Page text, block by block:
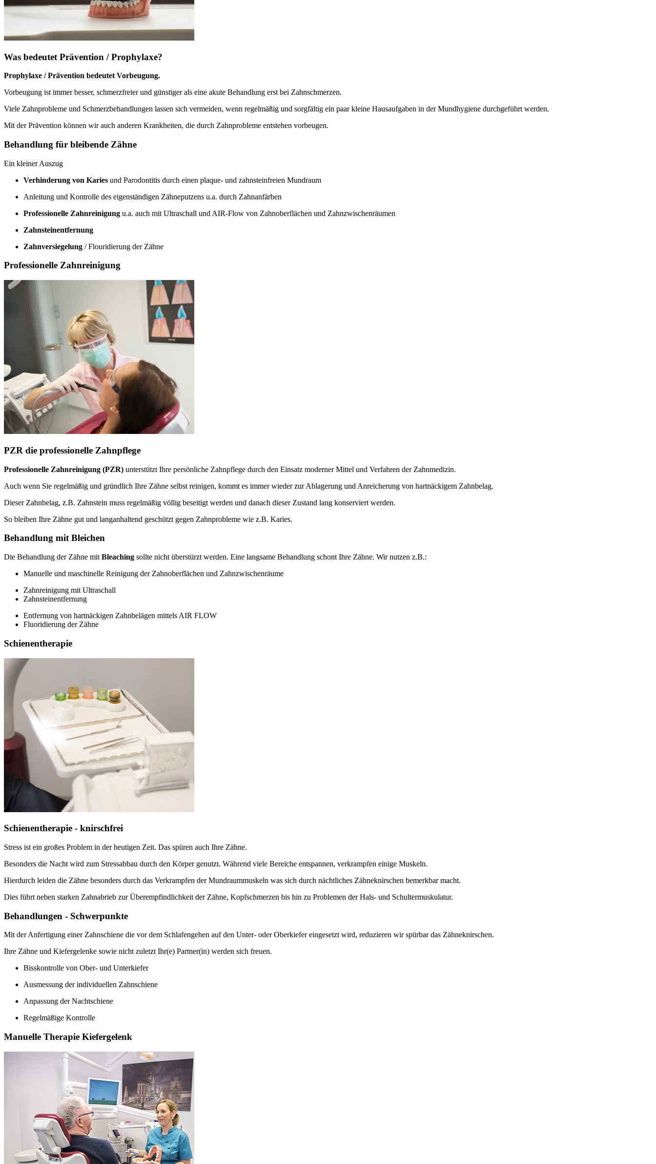
Was bedeutet Prävention / Prophylaxe?
Prophylaxe / Prävention bedeutet Vorbeugung.
Vorbeugung ist immer besser, schmerzfreier und günstiger als eine akute Behandlung erst bei Zahnschmerzen.
Viele Zahnprobleme und Schmerzbehandlungen lassen sich vermeiden, wenn regelmäßig und sorgfältig ein paar kleine Hausaufgaben in der Mundhygiene durchgeführt werden.
Mit der Prävention können wir auch anderen Krankheiten, die durch Zahnprobleme entstehen vorbeugen.
Behandlung für bleibende Zähne
Ein kleiner Auszug
Verhinderung von Karies und Parodontitis durch einen plaque- und zahnsteinfreien Mundraum
Anleitung und Kontrolle des eigenständigen Zähneputzens u.a. durch Zahnanfärben
Professionelle Zahnreinigung u.a. auch mit Ultraschall und AIR-Flow von Zahnoberflächen und Zahnzwischenräumen
Zahnsteinentfernung
Zahnversiegelung / Flouridierung der Zähne
Professionelle Zahnreinigung
PZR die professionelle Zahnpflege
Professionelle Zahnreinigung (PZR) unterstützt Ihre persönliche Zahnpflege durch den Einsatz moderner Mittel und Verfahren der Zahnmedizin.
Auch wenn Sie regelmäßig und gründlich Ihre Zähne selbst reinigen, kommt es immer wieder zur Ablagerung und Anreicherung von hartnäckigem Zahnbelag.
Dieser Zahnbelag, z.B. Zahnstein muss regelmäßig völlig beseitigt werden und danach dieser Zustand lang konserviert werden.
So bleiben Ihre Zähne gut und langanhaltend geschützt gegen Zahnprobleme wie z.B. Karies.
Behandlung mit Bleichen
Die Behandlung der Zähne mit Bleaching sollte nicht überstürzt werden. Eine langsame Behandlung schont Ihre Zähne. Wir nutzen z.B.:
Manuelle und maschinelle Reinigung der Zahnoberflächen und Zahnzwischenräume
Zahnreinigung mit Ultraschall
Zahnsteinentfernung
Entfernung von hartnäckigen Zahnbelägen mittels AIR FLOW
Fluoridierung der Zähne
Schienentherapie
Schienentherapie - knirschfrei
Stress ist ein großes Problem in der heutigen Zeit. Das spüren auch Ihre Zähne.
Besonders die Nacht wird zum Stressabbau durch den Körper genutzt. Während viele Bereiche entspannen, verkrampfen einige Muskeln.
Hierdurch leiden die Zähne besonders durch das Verkrampfen der Mundraummuskeln was sich durch nächtliches Zähneknirschen bemerkbar macht.
Dies führt neben starken Zahnabrieb zur Überempfindlichkeit der Zähne, Kopfschmerzen bis hin zu Problemen der Hals- und Schultermuskulatur.
Behandlungen - Schwerpunkte
Mit der Anfertigung einer Zahnschiene die vor dem Schlafengehen auf den Unter- oder Oberkiefer eingesetzt wird, reduzieren wir spürbar das Zähneknirschen.
Ihre Zähne und Kiefergelenke sowie nicht zuletzt Ihr(e) Partner(in) werden sich freuen.
Bisskontrolle von Ober- und Unterkiefer
Ausmessung der individuellen Zahnschiene
Anpassung der Nachtschiene
Regelmäßige Kontrolle
Manuelle Therapie Kiefergelenk